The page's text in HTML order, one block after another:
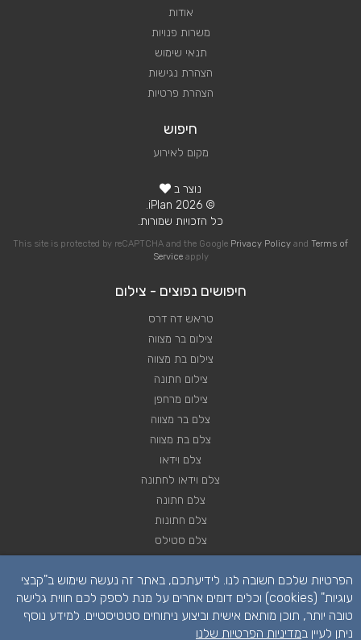
אודות
משרות פנויות
תנאי שימוש
הצהרת נגישות
הצהרת פרטיות
חיפוש
מקום לאירוע
נוצר ב
© 2026 iPlan.
כל הזכויות שמורות.
This site is protected by reCAPTCHA and the Google Privacy Policy and Terms of
Serviceapply
חיפושים נפוצים - צילום
טראש דה דרס
צילום בר מצווה
צילום בת מצווה
צילום חתונה
צילום מרחפן
צלם בר מצווה
צלם בת מצווה
צלם וידאו
צלם וידאו לחתונה
צלם חתונה
צלם חתונות
צלם סטילס
רחפן לחתונה
הפרטיות שלכם חשובה לנו. לידיעתכם, באתר זה נעשה שימוש ב"קבצי
עוגיות" (cookies) וכלים דומים אחרים על מנת לספק לכם חווית גלישה
טובה יותר, תוכן מותאם אישית וביצוע ניתוחים סטטיסטיים. למידע נוסף
ניתן לעיין במדיניות הפרטיות שלנו